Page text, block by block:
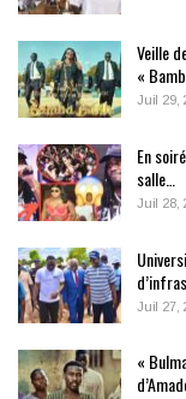
Veille
«
Juil 29,
En
salle…
Juil 28,
Juil 27,
«